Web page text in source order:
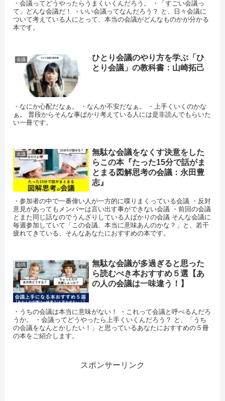
・会議ってどうやったらうまくいくんだろう。 ・「すごい会議っ
て」どんな会議だ！ ・いい会議ってなんだろう？ と、日々会議に
ついて考えている人にとって、本当の会議がどんなものかが分かる
本です。
会議
ひとり会議のやり方を学ぶ「ひ
とり会議」の教科書：山崎拓己
・なにか心配だなぁ。 ・なんか不安だなぁ。 ・上手くいくのかな
ぁ。 普段からそんな事ばかり考えている人には是非読んでもらいた
い一冊です。
会議
無駄な会議をなくす決意をした
らこの本『たった15分で話がま
とまる図解思考の会議：永田豊
志』
・参加者の中で一番偉い人が一方的に喋りまくっている会議 ・反対
意見があってもメンバーは言い出す事ができない会議 ・前回の会議
とまた同じ話なのでうんざりしている人ばかりの会議 そんな会議に
毎週参加していて「この会議、本当に意味あんのかな？」と、若干
疲れてきている、そんなあなたにおすすめの本です。
会議
無駄な会議が多過ぎると思った
ら読むべき本おすすめ５選【あ
の人の会議は一味違う！】
・うちの会議は本当に意味がない！ ・これって会議と呼べるんだろ
うか。 ・会議ってどうやったら上手くいくんだろう？ と、「うち
の会議をなんとかしたい！」と思っているあなたにおすすめの５冊
の本をご紹介します。
スポンサーリンク